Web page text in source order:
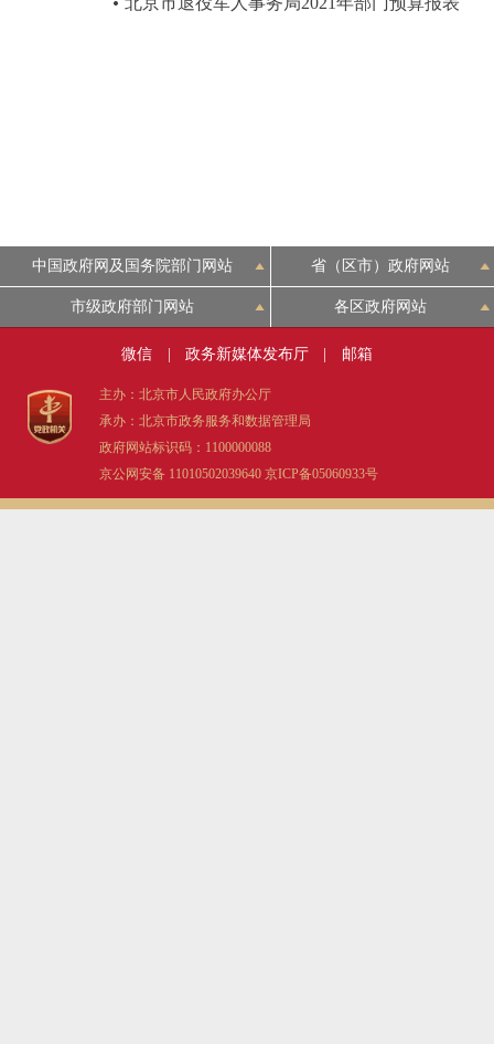
中国政府网及国务院部门网站 省（区市）政府网站
市级政府部门网站 各区政府网站
微信 政务新媒体发布厅 邮箱
主办：北京市人民政府办公厅
承办：北京市政务服务和数据管理局
政府网站标识码：1100000088
京公网安备 11010502039640 京ICP备05060933号